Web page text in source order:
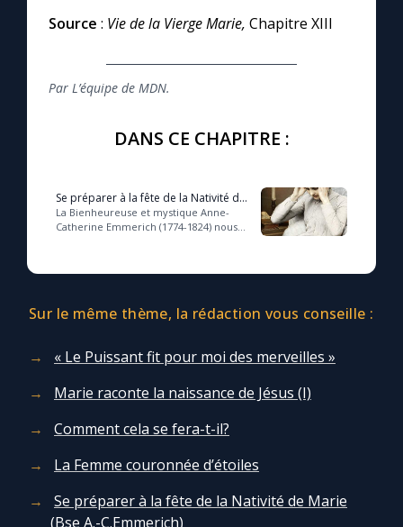
Source : Vie de la Vierge Marie, Chapitre XIII
Par L’équipe de MDN.
DANS CE CHAPITRE :
Se préparer à la fête de la Nativité de
Marie (Bse A.-C.Emmerich)
La Bienheureuse et mystique Anne-
Catherine Emmerich (1774-1824) nous
Sur le même thème, la rédaction vous conseille :
« Le Puissant fit pour moi des merveilles »
Marie raconte la naissance de Jésus (I)
Comment cela se fera-t-il?
La Femme couronnée d’étoiles
Se préparer à la fête de la Nativité de Marie
(Bse A.-C.Emmerich)